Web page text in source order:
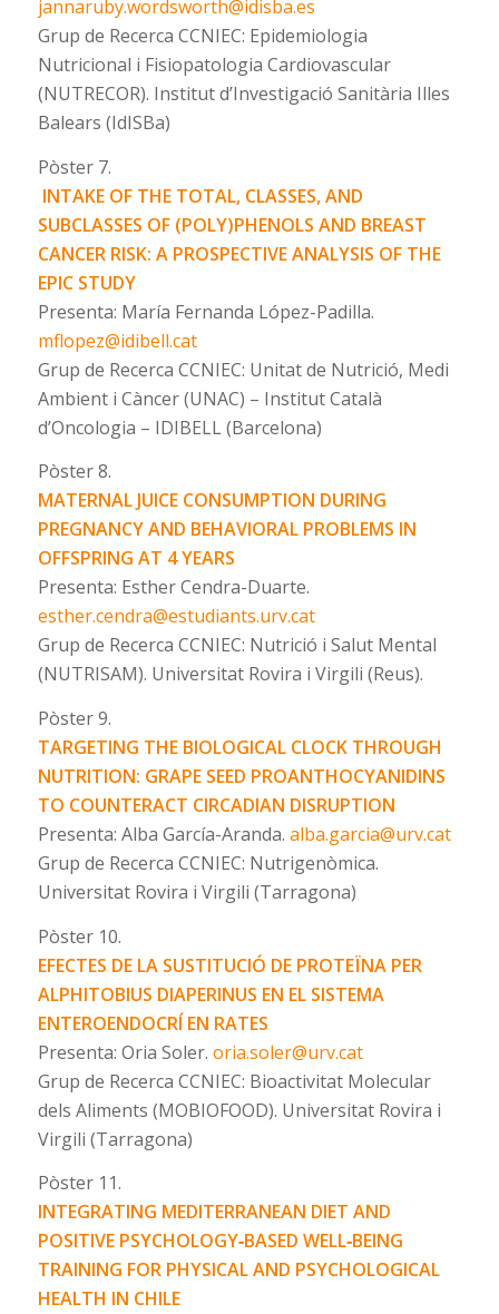
jannaruby.wordsworth@idisba.es
Grup de Recerca CCNIEC: Epidemiologia
Nutricional i Fisiopatologia Cardiovascular
(NUTRECOR). Institut d’Investigació Sanitària Illes
Balears (IdISBa)
Pòster 7.
INTAKE OF THE TOTAL, CLASSES, AND
SUBCLASSES OF (POLY)PHENOLS AND BREAST
CANCER RISK: A PROSPECTIVE ANALYSIS OF THE
EPIC STUDY
Presenta: María Fernanda López-Padilla.
mflopez@idibell.cat
Grup de Recerca CCNIEC: Unitat de Nutrició, Medi
Ambient i Càncer (UNAC) – Institut Català
d’Oncologia – IDIBELL (Barcelona)
Pòster 8.
MATERNAL JUICE CONSUMPTION DURING
PREGNANCY AND BEHAVIORAL PROBLEMS IN
OFFSPRING AT 4 YEARS
Presenta: Esther Cendra-Duarte.
esther.cendra@estudiants.urv.cat
Grup de Recerca CCNIEC: Nutrició i Salut Mental
(NUTRISAM). Universitat Rovira i Virgili (Reus).
Pòster 9.
TARGETING THE BIOLOGICAL CLOCK THROUGH
NUTRITION: GRAPE SEED PROANTHOCYANIDINS
TO COUNTERACT CIRCADIAN DISRUPTION
Presenta: Alba García-Aranda. alba.garcia@urv.cat
Grup de Recerca CCNIEC: Nutrigenòmica.
Universitat Rovira i Virgili (Tarragona)
Pòster 10.
EFECTES DE LA SUSTITUCIÓ DE PROTEÏNA PER
ALPHITOBIUS DIAPERINUS EN EL SISTEMA
ENTEROENDOCRÍ EN RATES
Presenta: Oria Soler. oria.soler@urv.cat
Grup de Recerca CCNIEC: Bioactivitat Molecular
dels Aliments (MOBIOFOOD). Universitat Rovira i
Virgili (Tarragona)
Pòster 11.
INTEGRATING MEDITERRANEAN DIET AND
POSITIVE PSYCHOLOGY‐BASED WELL‐BEING
TRAINING FOR PHYSICAL AND PSYCHOLOGICAL
HEALTH IN CHILE